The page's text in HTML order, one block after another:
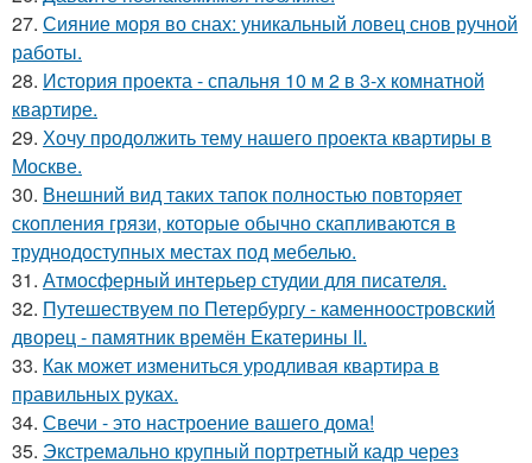
27. Сияние моря во снах: уникальный ловец снов ручной
работы.
28. История проекта - спальня 10 м 2 в 3-х комнатной
квартире.
29. Хочу продолжить тему нашего проекта квартиры в
Москве.
30. Внешний вид таких тапок полностью повторяет
скопления грязи, которые обычно скапливаются в
труднодоступных местах под мебелью.
31. Атмосферный интерьер студии для писателя.
32. Путешествуем по Петербургу - каменноостровский
дворец - памятник времён Екатерины II.
33. Как может измениться уродливая квартира в
правильных руках.
34. Свечи - это настроение вашего дома!
35. Экстремально крупный портретный кадр через